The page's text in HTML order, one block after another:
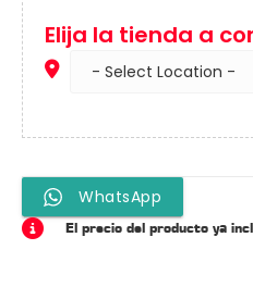
Elija la tienda a
WhatsApp
El precio del producto ya